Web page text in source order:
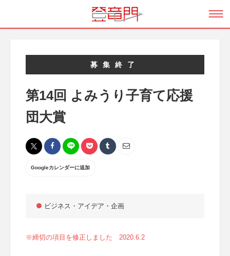
募集終了
第14回 よみうり子育て応援
団大賞
Googleカレンダーに追加
ビジネス・アイデア・企画
※締切の項目を修正しました 2020.6.2